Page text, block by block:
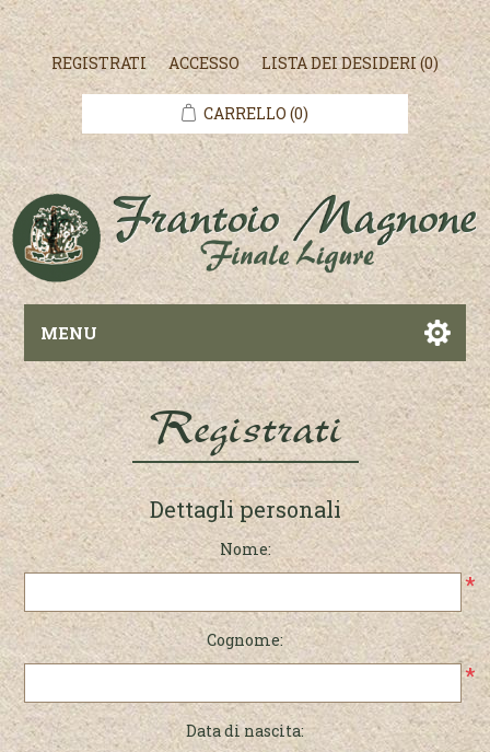
REGISTRATI ACCESSO LISTA DEI DESIDERI(0)
CARRELLO (0)
MENU
Registrati
Dettagli personali
Nome:
*
Cognome:
*
Data di nascita: